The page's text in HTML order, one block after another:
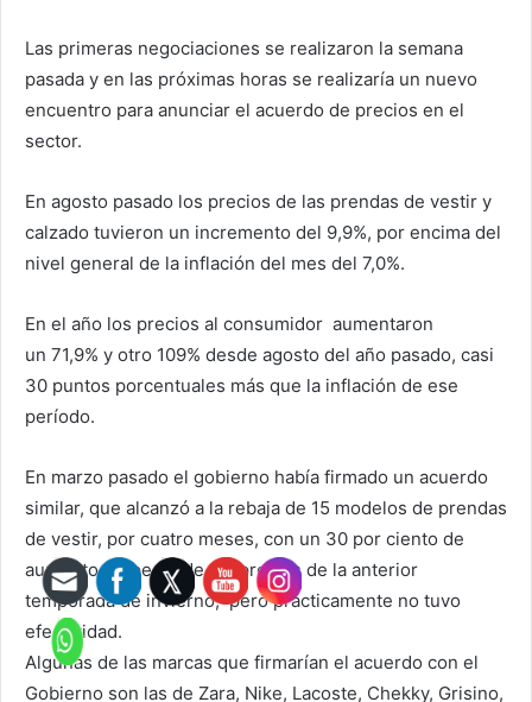
Las primeras negociaciones se realizaron la semana
pasada y en las próximas horas se realizaría un nuevo
encuentro para anunciar el acuerdo de precios en el
sector.
En agosto pasado los precios de las prendas de vestir y
calzado tuvieron un incremento del 9,9%, por encima del
nivel general de la inflación del mes del 7,0%.
En el año los precios al consumidor aumentaron
un 71,9% y otro 109% desde agosto del año pasado, casi
30 puntos porcentuales más que la inflación de ese
período.
En marzo pasado el gobierno había firmado un acuerdo
similar, que alcanzó a la rebaja de 15 modelos de prendas
de vestir, por cuatro meses, con un 30 por ciento de
aumento respecto de los precios de la anterior
temporada de invierno, pero prácticamente no tuvo
efectividad.
Algunas de las marcas que firmarían el acuerdo con el
Gobierno son las de Zara, Nike, Lacoste, Chekky, Grisino,